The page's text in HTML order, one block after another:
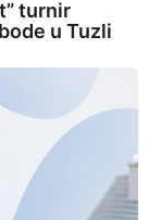
turnir
u Tuzli